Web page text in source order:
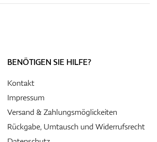
BENÖTIGEN SIE HILFE?
Kontakt
Impressum
Versand & Zahlungsmöglickeiten
Rückgabe, Umtausch und Widerrufsrecht